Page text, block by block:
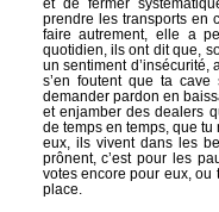
et de fermer
prendre les transports en
faire autrement, elle a
quotidien, ils ont dit que,
un sentiment d’insécurité,
s’en foutent que ta
demander pardon en
et enjamber des dealers
de temps en temps, que
eux, ils vivent dans les
prônent, c’est pour les
votes encore pour eux, ou
place.